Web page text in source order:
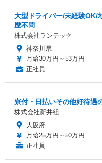
大型ドライバー/未経験OK/
歴不問
株式会社ランテック
神奈川県
月給30万円～53万円
正社員
寮付・日払いその他好待遇
株式会社新井組
大阪府
月給25万円～50万円
正社員